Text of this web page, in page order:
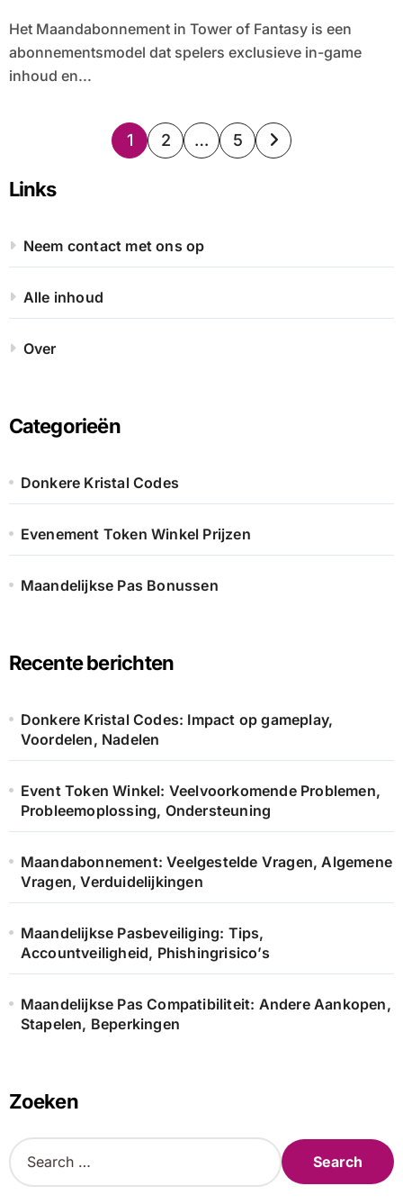
Het Maandabonnement in Tower of Fantasy is een
abonnementsmodel dat spelers exclusieve in-game
inhoud en...
Posts
1 2 … 5
Links
Neem contact met ons op
Alle inhoud
Over
Categorieën
Donkere Kristal Codes
Evenement Token Winkel Prijzen
Maandelijkse Pas Bonussen
Recente berichten
Donkere Kristal Codes: Impact op gameplay,
Voordelen, Nadelen
Event Token Winkel: Veelvoorkomende Problemen,
Probleemoplossing, Ondersteuning
Maandabonnement: Veelgestelde Vragen, Algemene
Vragen, Verduidelijkingen
Maandelijkse Pasbeveiliging: Tips,
Accountveiligheid, Phishingrisico’s
Maandelijkse Pas Compatibiliteit: Andere Aankopen,
Stapelen, Beperkingen
Zoeken
S
e